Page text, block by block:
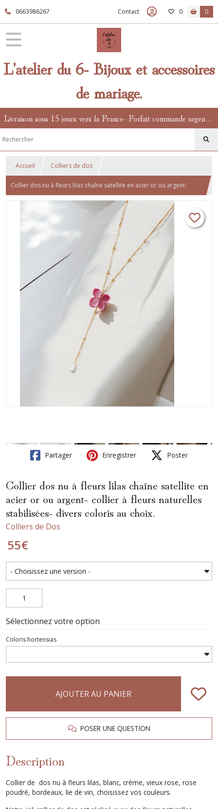
0663986267 Contact 0 0
L'atelier du 6- Bijoux et accessoires
de mariage.
Livraison sous 15 jours vers la France- Forfait commande urgente en supplément.
Accueil Colliers de dos
Collier dos nu à fleurs lilas chaîne satellite en acier or ou argent-
collier à fleurs naturelles stabilisées- divers coloris au choix.
Partager Enregistrer Poster
Collier dos nu à fleurs lilas chaîne satellite en
acier or ou argent- collier à fleurs naturelles
stabilisées- divers coloris au choix.
Colliers de Dos
55€
Sélectionnez votre option
Coloris hortensias
AJOUTER AU PANIER
POSER UNE QUESTION
Description
Collier de dos nu à fleurs lilas, blanc, crème, vieux rose, rose
poudré, bordeaux, lie de vin, choisissez vos couleurs.